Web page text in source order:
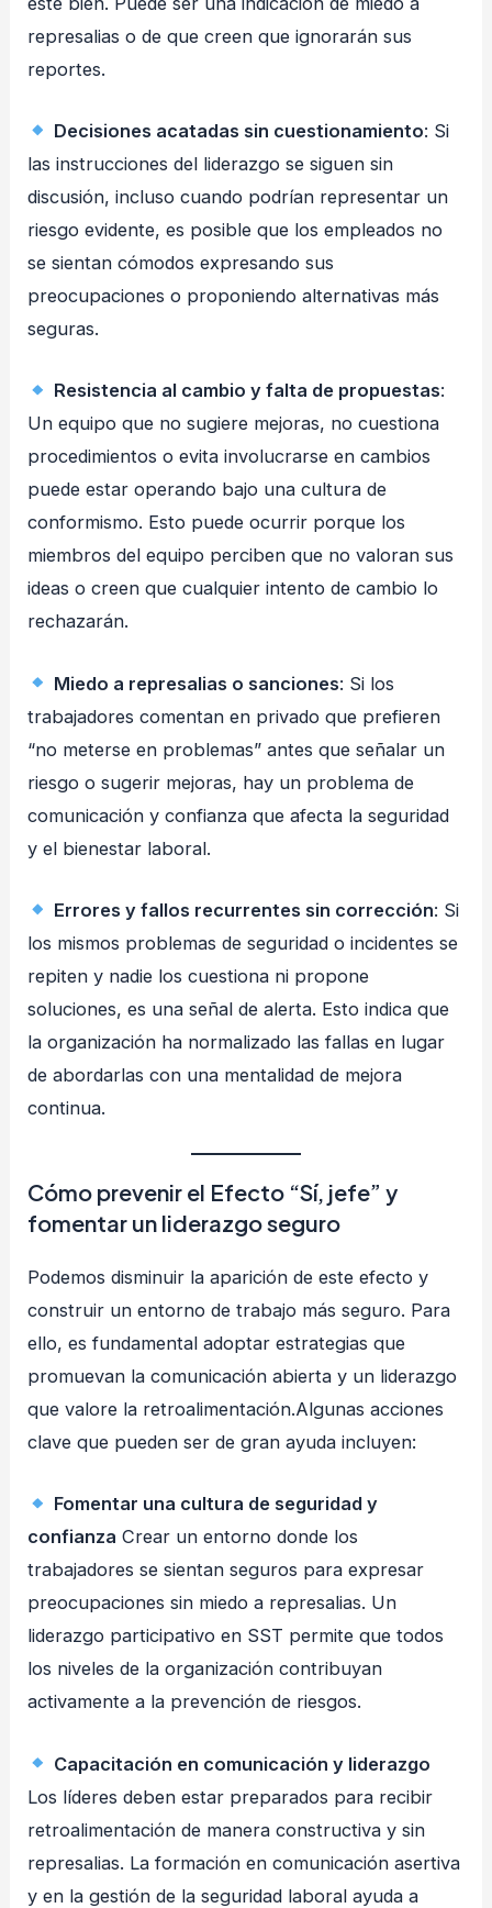
represalias o de que creen que ignorarán sus
reportes.
Decisiones acatadas sin cuestionamiento: Si
las instrucciones del liderazgo se siguen sin
discusión, incluso cuando podrían representar un
riesgo evidente, es posible que los empleados no
se sientan cómodos expresando sus
preocupaciones o proponiendo alternativas más
seguras.
Resistencia al cambio y falta de propuestas:
Un equipo que no sugiere mejoras, no cuestiona
procedimientos o evita involucrarse en cambios
puede estar operando bajo una cultura de
conformismo. Esto puede ocurrir porque los
miembros del equipo perciben que no valoran sus
ideas o creen que cualquier intento de cambio lo
rechazarán.
Miedo a represalias o sanciones: Si los
trabajadores comentan en privado que prefieren
“no meterse en problemas” antes que señalar un
riesgo o sugerir mejoras, hay un problema de
comunicación y confianza que afecta la seguridad
y el bienestar laboral.
Errores y fallos recurrentes sin corrección: Si
los mismos problemas de seguridad o incidentes se
repiten y nadie los cuestiona ni propone
soluciones, es una señal de alerta. Esto indica que
la organización ha normalizado las fallas en lugar
de abordarlas con una mentalidad de mejora
continua.
Cómo prevenir el Efecto “Sí, jefe” y
fomentar un liderazgo seguro
Podemos disminuir la aparición de este efecto y
construir un entorno de trabajo más seguro. Para
ello, es fundamental adoptar estrategias que
promuevan la comunicación abierta y un liderazgo
que valore la retroalimentación.Algunas acciones
clave que pueden ser de gran ayuda incluyen:
Fomentar una cultura de seguridad y
confianza Crear un entorno donde los
trabajadores se sientan seguros para expresar
preocupaciones sin miedo a represalias. Un
liderazgo participativo en SST permite que todos
los niveles de la organización contribuyan
activamente a la prevención de riesgos.
Capacitación en comunicación y liderazgo
Los líderes deben estar preparados para recibir
retroalimentación de manera constructiva y sin
represalias. La formación en comunicación asertiva
y en la gestión de la seguridad laboral ayuda a